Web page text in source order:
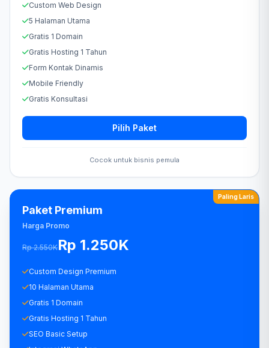
Custom Web Design
5 Halaman Utama
Gratis 1 Domain
Gratis Hosting 1 Tahun
Form Kontak Dinamis
Mobile Friendly
Gratis Konsultasi
Pilih Paket
Cocok untuk bisnis pemula
Paling Laris
Paket Premium
Harga Promo
Rp 2.550KRp 1.250K
Custom Design Premium
10 Halaman Utama
Gratis 1 Domain
Gratis Hosting 1 Tahun
SEO Basic Setup